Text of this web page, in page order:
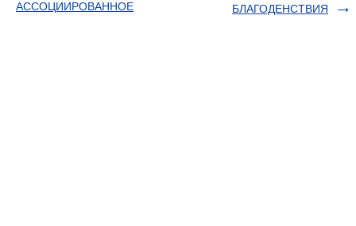
АССОЦИИРОВАННОЕ
БЛАГОДЕНСТВИЯ